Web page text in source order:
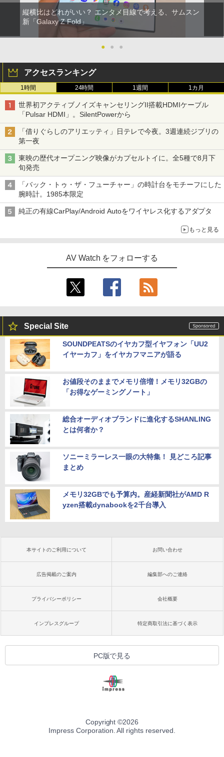
縦横比はどれがいい？ エンタメ目線で考える、サムスン
新「Galaxy Z Fold」
● ● ●
アクセスランキング
1時間 24時間 1週間 1カ月
世界初アクティブノイズキャンセリングII搭載HDMIケーブル
「Pulsar HDMI」。SilentPowerから
「借りぐらしのアリエッティ」日テレで今夜。3週連続ジブリの
第一夜
東映の歴代オープニング映像がカプセルトイに。全5種で8月下
旬発売
「バック・トゥ・ザ・フューチャー」の時計台をモチーフにした
腕時計。1985本限定
純正の有線CarPlay/Android Autoをワイヤレス化するアダプタ
もっと見る
AV Watch をフォローする
Special Site
SOUNDPEATSのイヤカフ型イヤフォン「UU2
イヤーカフ」をイヤカフマニアが語る
お値段そのままでメモリ倍増！メモリ32GBの
「お得なゲーミングノート」
総合オーディオブランドに進化するSHANLING
とは何者か？
ソニーミラーレス一眼の大特集！ 見どころ記事
まとめ
メモリ32GBでも予算内。産経新聞社がAMD R
yzen搭載dynabookを2千台導入
本サイトのご利用について お問い合わせ
広告掲載のご案内 編集部へのご連絡
プライバシーポリシー 会社概要
インプレスグループ 特定商取引法に基づく表示
PC版で見る
Copyright ©2026
Impress Corporation. All rights reserved.